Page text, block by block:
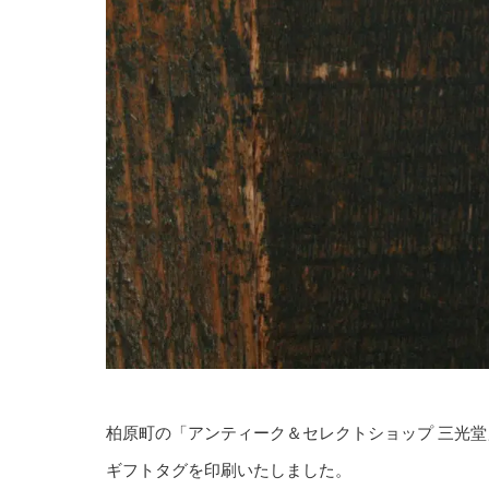
柏原町の「アンティーク＆セレクトショップ 三光
ギフトタグを印刷いたしました。